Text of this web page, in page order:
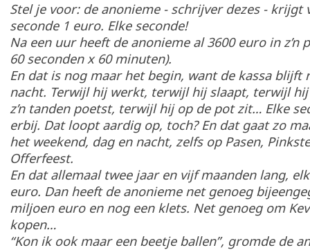
Stel je voor: de anonieme - schrijver dezes - krijgt
seconde 1 euro. Elke seconde!
Na een uur heeft de anonieme al 3600 euro in z’n
60 seconden x 60 minuten).
En dat is nog maar het begin, want de kassa blijft
nacht. Terwijl hij werkt, terwijl hij slaapt, terwijl
z’n tanden poetst, terwijl hij op de pot zit… Elke
erbij. Dat loopt aardig op, toch? En dat gaat zo
het weekend, dag en nacht, zelfs op Pasen,
Offerfeest.
En dat allemaal twee jaar en vijf maanden lang,
euro. Dan heeft de anonieme net genoeg
miljoen euro en nog een klets. Net genoeg om
kopen…
“Kon ik ook maar een beetje ballen”, gromde de